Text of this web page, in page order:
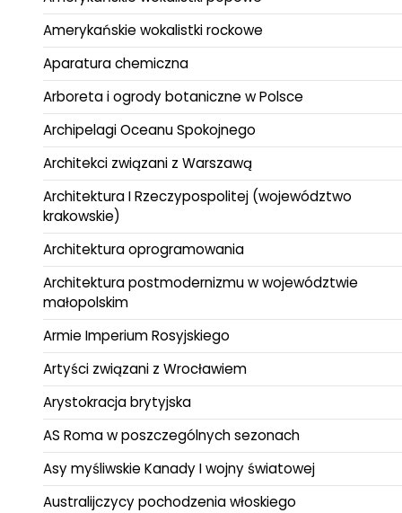
Amerykańskie wokalistki rockowe
Aparatura chemiczna
Arboreta i ogrody botaniczne w Polsce
Archipelagi Oceanu Spokojnego
Architekci związani z Warszawą
Architektura I Rzeczypospolitej (województwo
krakowskie)
Architektura oprogramowania
Architektura postmodernizmu w województwie
małopolskim
Armie Imperium Rosyjskiego
Artyści związani z Wrocławiem
Arystokracja brytyjska
AS Roma w poszczególnych sezonach
Asy myśliwskie Kanady I wojny światowej
Australijczycy pochodzenia włoskiego